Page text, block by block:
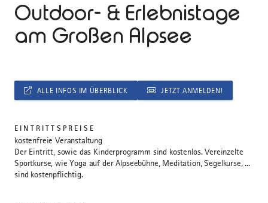
Outdoor- & Erlebnistage
am Großen Alpsee
ALLE INFOS IM ÜBERBLICK JETZT ANMELDEN!
EINTRITTSPREISE
kostenfreie Veranstaltung
Der Eintritt, sowie das Kinderprogramm sind kostenlos. Vereinzelte
Sportkurse, wie Yoga auf der Alpseebühne, Meditation, Segelkurse, ...
sind kostenpflichtig.